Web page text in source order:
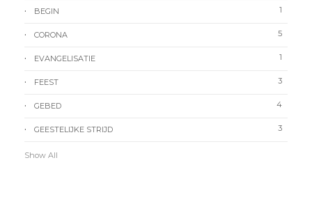
BEGIN 1
CORONA 5
EVANGELISATIE 1
FEEST 3
GEBED 4
GEESTELIJKE STRIJD 3
Show All